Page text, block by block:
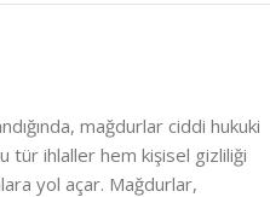
mağdurlar ciddi hukuki
tür ihlaller hem kişisel gizliliği
yol açar. Mağdurlar,